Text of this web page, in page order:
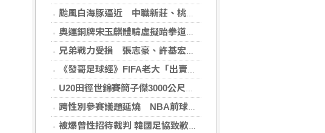
颱風白海豚逼近 中職新莊、桃園賽事延期
奧運銅牌宋玉麒體驗虛擬跆拳道 看好成未來趨勢
兄弟戰力受損 張志豪、許基宏開刀賽季報銷
《發哥足球經》FIFA老大「出賣足球靈魂」之震撼彈（下）
U20田徑世錦賽簡子傑3000公尺破全國 列亞洲第6傑
跨性別參賽議題延燒 NBA前球星宣布參加WNBA選秀
被爆曾性招待裁判 韓國足協致歉強調現無不法情事